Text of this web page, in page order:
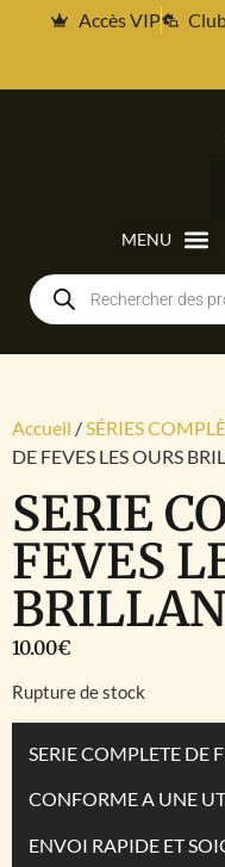
Accès VIP
Accueil /SÉRIES
DE FEVES LES OURS
SERIE
FEVES
10.00€
Rupture de stock
SERIE COMPLETE DE
CONFORME A UNE
ENVOI RAPIDE ET